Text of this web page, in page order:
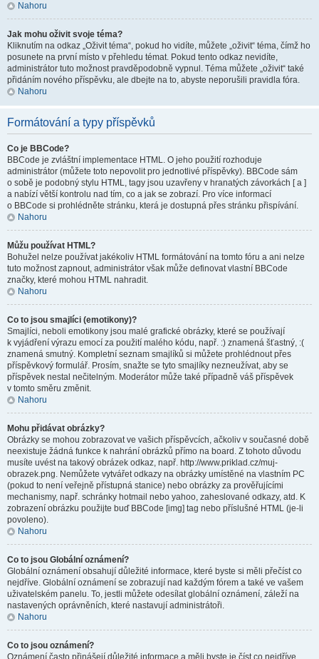
Nahoru
Jak mohu oživit svoje téma?
Kliknutím na odkaz „Oživit téma“, pokud ho vidíte, můžete „oživit“ téma, čímž ho
posunete na první místo v přehledu témat. Pokud tento odkaz nevidíte,
administrátor tuto možnost pravděpodobně vypnul. Téma můžete „oživit“ také
přidáním nového příspěvku, ale dbejte na to, abyste neporušili pravidla fóra.
Nahoru
Formátování a typy příspěvků
Co je BBCode?
BBCode je zvláštní implementace HTML. O jeho použití rozhoduje
administrátor (můžete toto nepovolit pro jednotlivé příspěvky). BBCode sám
o sobě je podobný stylu HTML, tagy jsou uzavřeny v hranatých závorkách [ a ]
a nabízí větší kontrolu nad tím, co a jak se zobrazí. Pro více informací
o BBCode si prohlédněte stránku, která je dostupná přes stránku přispívání.
Nahoru
Můžu používat HTML?
Bohužel nelze používat jakékoliv HTML formátování na tomto fóru a ani nelze
tuto možnost zapnout, administrátor však může definovat vlastní BBCode
značky, které mohou HTML nahradit.
Nahoru
Co to jsou smajlíci (emotikony)?
Smajlíci, neboli emotikony jsou malé grafické obrázky, které se používají
k vyjádření výrazu emocí za použití malého kódu, např. :) znamená šťastný, :(
znamená smutný. Kompletní seznam smajlíků si můžete prohlédnout přes
příspěvkový formulář. Prosím, snažte se tyto smajlíky nezneužívat, aby se
příspěvek nestal nečitelným. Moderátor může také případně váš příspěvek
v tomto směru změnit.
Nahoru
Mohu přidávat obrázky?
Obrázky se mohou zobrazovat ve vašich příspěvcích, ačkoliv v současné době
neexistuje žádná funkce k nahrání obrázků přímo na board. Z tohoto důvodu
musíte uvést na takový obrázek odkaz, např. http://www.priklad.cz/muj-
obrazek.png. Nemůžete vytvářet odkazy na obrázky umístěné na vlastním PC
(pokud to není veřejně přístupná stanice) nebo obrázky za prověřujícími
mechanismy, např. schránky hotmail nebo yahoo, zaheslované odkazy, atd. K
zobrazení obrázku použijte buď BBCode [img] tag nebo příslušné HTML (je-li
povoleno).
Nahoru
Co to jsou Globální oznámení?
Globální oznámení obsahují důležité informace, které byste si měli přečíst co
nejdříve. Globální oznámení se zobrazují nad každým fórem a také ve vašem
uživatelském panelu. To, jestli můžete odesílat globální oznámení, záleží na
nastavených oprávněních, které nastavují administrátoři.
Nahoru
Co to jsou oznámení?
Oznámení často přinášejí důležité informace a měli byste je číst co nejdříve.